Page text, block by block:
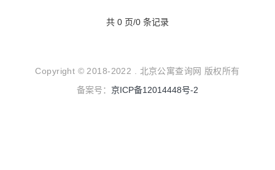
共 0 页/0 条记录
Copyright © 2018-2022 . 北京公寓查询网 版权所有
备案号： 京ICP备12014448号-2